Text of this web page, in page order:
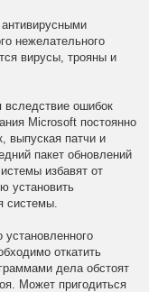
нежелательного
вирусы, трояны и
вследствие ошибок
Microsoft постоянно
выпуская патчи и
пакет обновлений
избавят от
установить
системы.
откатить
дела обстоят
Может пригодиться